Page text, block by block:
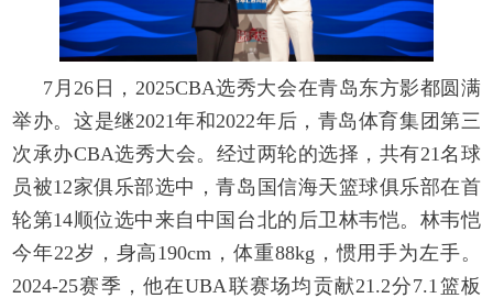
7月26日，2025CBA选秀大会在青岛东方影都圆满
举办。这是继2021年和2022年后，青岛体育集团第三
次承办CBA选秀大会。经过两轮的选择，共有21名球
员被12家俱乐部选中，青岛国信海天篮球俱乐部在首
轮第14顺位选中来自中国台北的后卫林韦恺。林韦恺
今年22岁，身高190cm，体重88kg，惯用手为左手。
2024-25赛季，他在UBA联赛场均贡献21.2分7.1篮板